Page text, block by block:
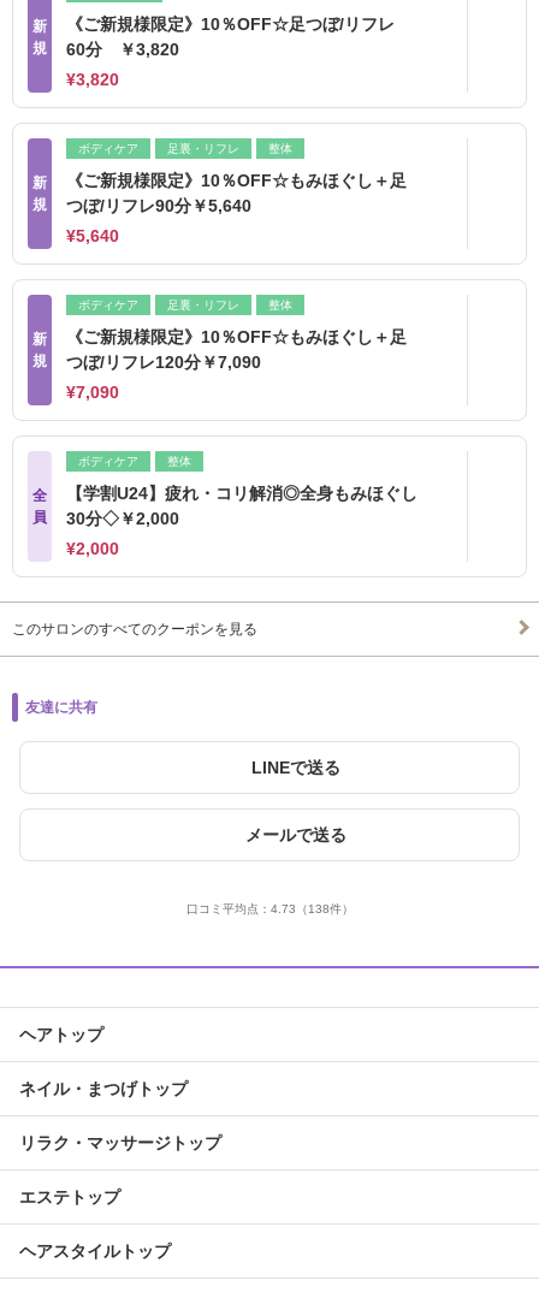
新
規
《ご新規様限定》10％OFF☆足つぼ/リフレ
60分 ￥3,820
¥3,820
新
規
ボディケア 足裏・リフレ 整体
《ご新規様限定》10％OFF☆もみほぐし＋足
つぼ/リフレ90分￥5,640
¥5,640
新
規
ボディケア 足裏・リフレ 整体
《ご新規様限定》10％OFF☆もみほぐし＋足
つぼ/リフレ120分￥7,090
¥7,090
全
員
ボディケア 整体
【学割U24】疲れ・コリ解消◎全身もみほぐし
30分◇￥2,000
¥2,000
このサロンのすべてのクーポンを見る
友達に共有
LINEで送る
メールで送る
口コミ平均点： 4.73 （138件）
ヘアトップ
ネイル・まつげトップ
リラク・マッサージトップ
エステトップ
ヘアスタイルトップ